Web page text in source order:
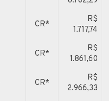
CR*
R$
1.717,74
CR*
R$
1.861,60
CR*
R$
2.966,33